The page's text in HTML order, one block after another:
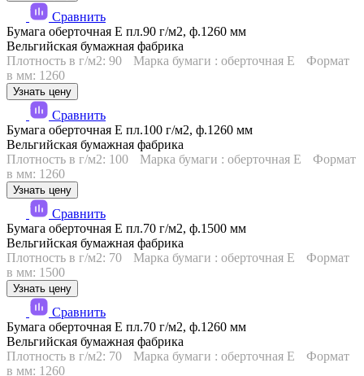
Сравнить
Бумага оберточная Е пл.90 г/м2, ф.1260 мм
Вельгийская бумажная фабрика
Плотность в г/м2: 90
Марка бумаги : оберточная Е
Формат
в мм: 1260
Узнать цену
Сравнить
Бумага оберточная Е пл.100 г/м2, ф.1260 мм
Вельгийская бумажная фабрика
Плотность в г/м2: 100
Марка бумаги : оберточная Е
Формат
в мм: 1260
Узнать цену
Сравнить
Бумага оберточная Е пл.70 г/м2, ф.1500 мм
Вельгийская бумажная фабрика
Плотность в г/м2: 70
Марка бумаги : оберточная Е
Формат
в мм: 1500
Узнать цену
Сравнить
Бумага оберточная Е пл.70 г/м2, ф.1260 мм
Вельгийская бумажная фабрика
Плотность в г/м2: 70
Марка бумаги : оберточная Е
Формат
в мм: 1260